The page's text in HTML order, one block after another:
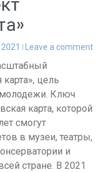
Leave a comment
цель
молодежи. Ключ
карта, которой
смогут
в музеи, театры,
и
стране. В 2021